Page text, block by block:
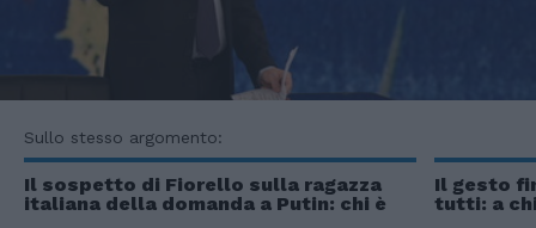
Sullo stesso argomento:
Il sospetto di Fiorello sulla ragazza
italiana della domanda a Putin: chi è
Il gesto
tutti: a chi